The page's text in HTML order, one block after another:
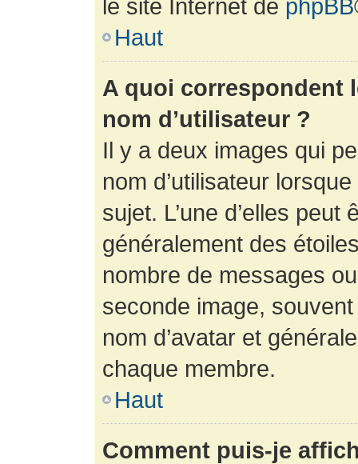
le site Internet de phpBB
Haut
A quoi correspondent
nom d’utilisateur ?
Il y a deux images qui
nom d’utilisateur
sujet. L’une d’elles
généralement des
nombre de messages
seconde image,
nom d’avatar et
chaque membre.
Haut
Comment puis-je